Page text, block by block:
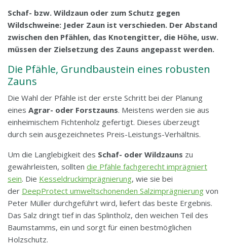
Aktuelles
Aktuelles
Blog
Kontakt
Newsletter
Schaf- bzw. Wildzaun oder zum Schutz gegen
Wildschweine: Jeder Zaun ist verschieden. Der Abstand
zwischen den Pfählen, das Knotengitter, die Höhe, usw.
müssen der Zielsetzung des Zauns angepasst werden.
Die Pfähle, Grundbaustein eines robusten
Zauns
Die Wahl der Pfähle ist der erste Schritt bei der Planung
eines Agrar- oder Forstzauns. Meistens werden sie aus
einheimischem Fichtenholz gefertigt. Dieses überzeugt
durch sein ausgezeichnetes Preis-Leistungs-Verhältnis.
Um die Langlebigkeit des Schaf- oder Wildzauns zu
gewährleisten, sollten die Pfähle fachgerecht imprägniert
sein. Die Kesseldruckimprägnierung, wie sie bei
der DeepProtect umweltschonenden Salzimprägnierung von
Peter Müller durchgeführt wird, liefert das beste Ergebnis.
Das Salz dringt tief in das Splintholz, den weichen Teil des
Baumstamms, ein und sorgt für einen bestmöglichen
Holzschutz.